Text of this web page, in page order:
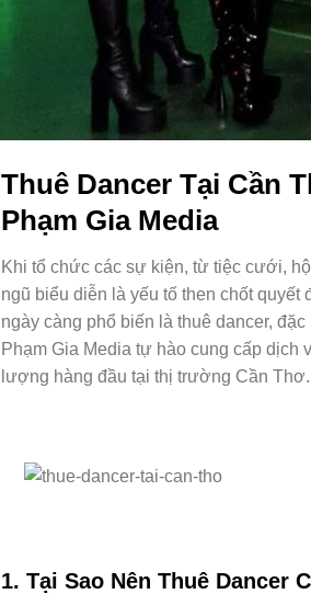
Thuê Dancer Tại Cần
Phạm Gia Media
Khi tổ chức các sự kiện, từ tiệc cưới,
ngũ biểu diễn là yếu tố then chốt
ngày càng phổ biến là thuê dancer,
Phạm Gia Media tự hào cung cấp dịch
lượng hàng đầu tại thị trường Cần Thơ.
1. Tại Sao Nên Thuê Dancer